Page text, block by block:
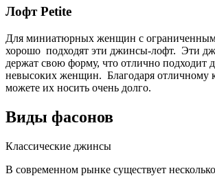
Лофт Petite
Для миниатюрных женщин с
хорошо подходят эти джинсы-лофт. Эти
держат свою форму, что отлично
невысоких женщин. Благодаря отличному
можете их носить очень долго.
Виды фасонов
Классические джинсы
В современном рынке существует